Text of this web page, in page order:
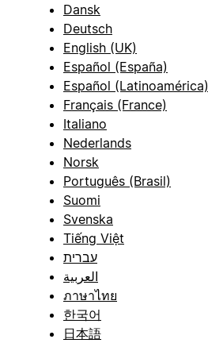
Dansk
Deutsch
English (UK)
Español (España)
Español (Latinoamérica)
Français (France)
Italiano
Nederlands
Norsk
Português (Brasil)
Suomi
Svenska
Tiếng Việt
עברית
العربية
ภาษาไทย
한국어
日本語